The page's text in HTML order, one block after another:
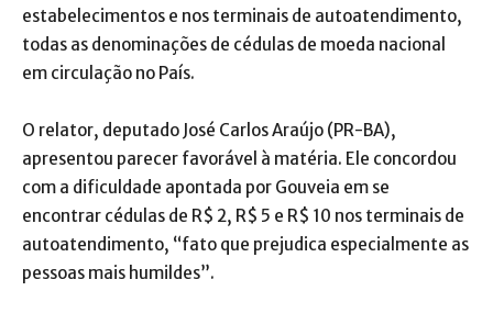
estabelecimentos e nos terminais de autoatendimento,
todas as denominações de cédulas de moeda nacional
em circulação no País.
O relator, deputado José Carlos Araújo (PR-BA),
apresentou parecer favorável à matéria. Ele concordou
com a dificuldade apontada por Gouveia em se
encontrar cédulas de R$ 2, R$ 5 e R$ 10 nos terminais de
autoatendimento, “fato que prejudica especialmente as
pessoas mais humildes”.